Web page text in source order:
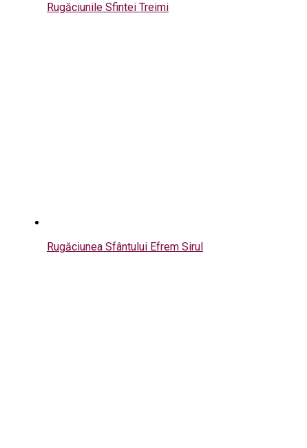
Rugăciunile Sfintei Treimi
Rugăciunea Sfântului Efrem Sirul